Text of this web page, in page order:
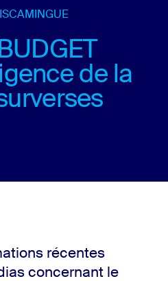
de la
récentes
concernant le